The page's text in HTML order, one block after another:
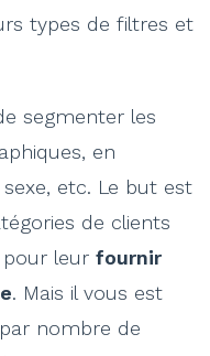
types de filtres et
segmenter les
en
etc. Le but est
de clients
leur fournir
. Mais il vous est
nombre de